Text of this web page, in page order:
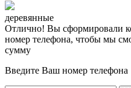
деревянные
Отлично! Вы сформировали
номер телефона, чтобы мы
сумму
Введите Ваш номер телефона